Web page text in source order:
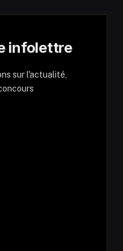
infolettre
sur l'actualité,